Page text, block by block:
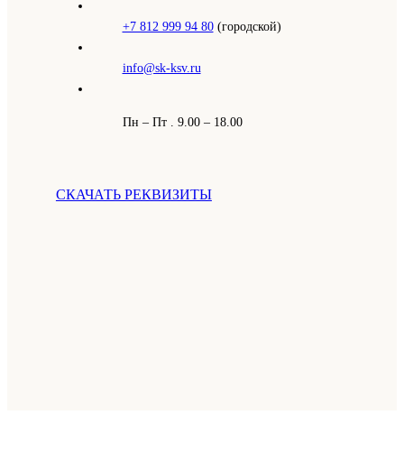
+7 812 999 94 80(городской)
info@sk-ksv.ru
Пн – Пт . 9.00 – 18.00
СКАЧАТЬ РЕКВИЗИТЫ